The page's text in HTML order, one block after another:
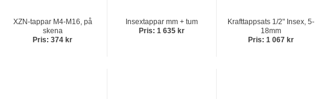
XZN-tappar M4-M16, på
skena
Pris: 374 kr
Insextappar mm + tum
Pris: 1 635 kr
Krafttappsats 1/2" Insex, 5-
18mm
Pris: 1 067 kr